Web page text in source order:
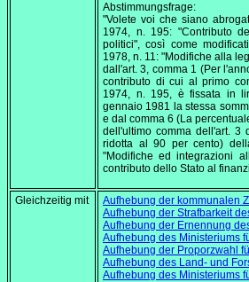
Abstimmungsfrage:
"Volete voi che siano
1974, n. 195: "Contributo
politici", così come
1978, n. 11: "Modifiche alla
dall'art. 3, comma 1 (Per
contributo di cui al primo
1974, n. 195, è fissata in
gennaio 1981 la stessa
e dal comma 6 (La
dell'ultimo comma dell'art.
ridotta al 90 per cento)
"Modifiche ed integrazioni
contributo dello Stato al
Gleichzeitig mit
Aufhebung der kommunalen
Aufhebung der Strafbarkeit
Aufhebung der Ernennung
Aufhebung des Ministeriums
Aufhebung der Proporzwahl
Aufhebung des Land- und
Aufhebung des Ministeriums